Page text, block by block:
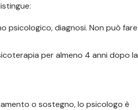
psicologico, diagnosi. Non può fare
per almeno 4 anni dopo la
o sostegno, lo psicologo è